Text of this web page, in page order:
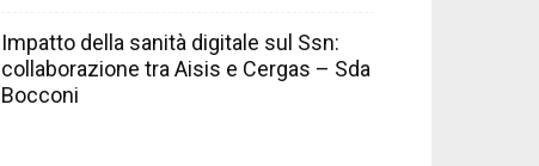
Impatto della sanità digitale sul Ssn:
collaborazione tra Aisis e Cergas – Sda
Bocconi